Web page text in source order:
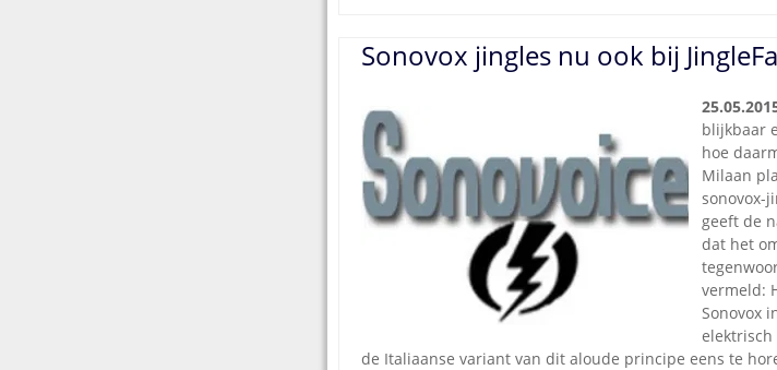
Sonovox jingles nu ook bij
blijkbaar
hoe
Milaan
sonovox-
geeft de
dat het
vermeld:
Sonovox
elektrisch
de Italiaanse variant van dit aloude principe eens te